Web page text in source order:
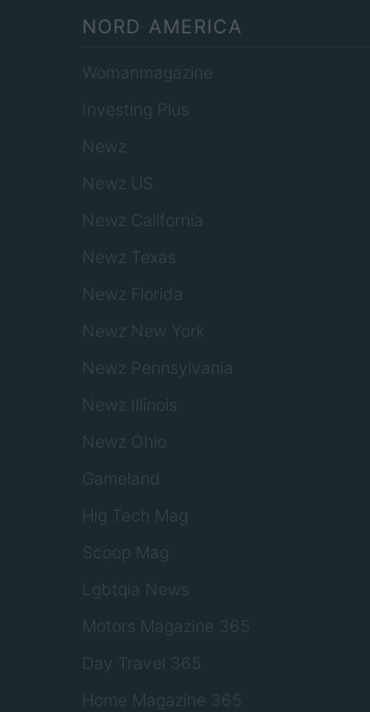
NORD AMERICA
Womanmagazine
Investing Plus
Newz
Newz US
Newz California
Newz Texas
Newz Florida
Newz New York
Newz Pennsylvania
Newz Illinois
Newz Ohio
Gameland
Hig Tech Mag
Scoop Mag
Lgbtqia News
Motors Magazine 365
Day Travel 365
Home Magazine 365